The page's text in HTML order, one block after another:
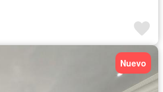
Nuevo